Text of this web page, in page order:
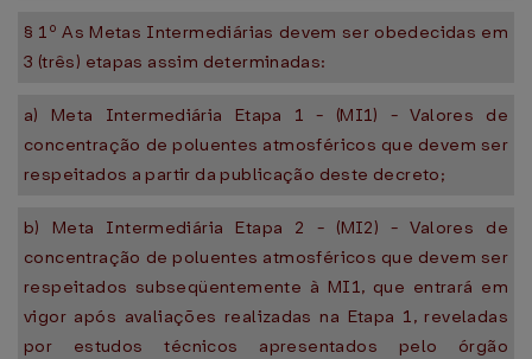
§ 1º As Metas Intermediárias devem ser obedecidas em
3 (três) etapas assim determinadas:
a) Meta Intermediária Etapa 1 - (MI1) - Valores de
concentração de poluentes atmosféricos que devem ser
respeitados a partir da publicação deste decreto;
b) Meta Intermediária Etapa 2 - (MI2) - Valores de
concentração de poluentes atmosféricos que devem ser
respeitados subseqüentemente à MI1, que entrará em
vigor após avaliações realizadas na Etapa 1, reveladas
por estudos técnicos apresentados pelo órgão